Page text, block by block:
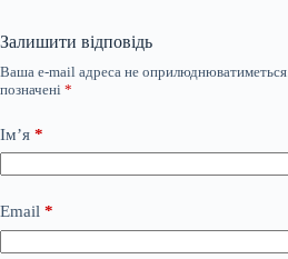
Залишити відповідь
Ваша e-mail адреса не оприлюднюватиметься.
позначені *
Ім’я *
Email *